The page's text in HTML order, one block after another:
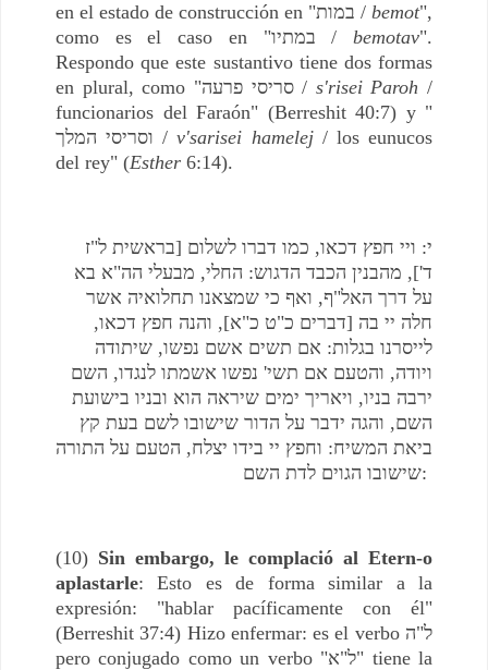
en el estado de construcción en "במות / bemot",
como es el caso en "במתיו /bemotav".
Respondo que este sustantivo tiene dos formas
en plural, como "סריסי פרעה / s'risei Paroh /
funcionarios del Faraón" (Berreshit 40:7) y "
וסריסי המלך /v'sarisei hamelej/ los eunucos
del rey" (Esther 6:14).
ד'], מהבנין הכבד הדגוש: החלי, מבעלי הה"א בא
על דרך האל"ף, ואף כי שמצאנו תחלואיה אשר
חלה יי בה [דברים כ"ט כ"א], והנה חפץ דכאו,
לייסרנו בגלות: אם תשים אשם נפשו, שיתודה
ויודה, והטעם אם תשי' נפשו אשמתו לנגדו, השם
ירבה בניו, ויאריך ימים שיראה הוא ובניו בישועת
השם, והגה ידבר על הדור שישובו לשם בעת קץ
ביאת המשיח: וחפץ יי בידו יצלח, הטעם על התורה
שישובו הגוים לדת השם:
(10) Sin embargo, le complació al Etern-o
aplastarle: Esto es de forma similar a la
expresión: "hablar pacíficamente con él"
(Berreshit 37:4) Hizo enfermar: es el verbo ל"ה
pero conjugado como un verbo "ל"א" tiene la